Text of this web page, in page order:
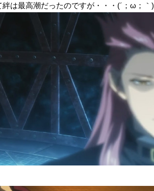
は最高潮だったのですが・・・(´；ω；｀)